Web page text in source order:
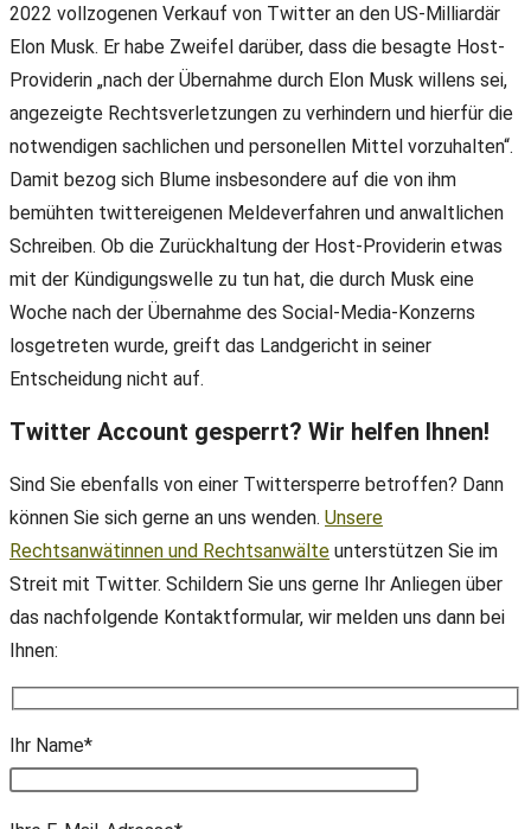
2022 vollzogenen Verkauf von Twitter an den US-Milliardär
Elon Musk. Er habe Zweifel darüber, dass die besagte Host-
Providerin „nach der Übernahme durch Elon Musk willens sei,
angezeigte Rechtsverletzungen zu verhindern und hierfür die
notwendigen sachlichen und personellen Mittel vorzuhalten“.
Damit bezog sich Blume insbesondere auf die von ihm
bemühten twittereigenen Meldeverfahren und anwaltlichen
Schreiben. Ob die Zurückhaltung der Host-Providerin etwas
mit der Kündigungswelle zu tun hat, die durch Musk eine
Woche nach der Übernahme des Social-Media-Konzerns
losgetreten wurde, greift das Landgericht in seiner
Entscheidung nicht auf.
Twitter Account gesperrt? Wir helfen Ihnen!
Sind Sie ebenfalls von einer Twittersperre betroffen? Dann
können Sie sich gerne an uns wenden. Unsere
Rechtsanwätinnen und Rechtsanwälte unterstützen Sie im
Streit mit Twitter. Schildern Sie uns gerne Ihr Anliegen über
das nachfolgende Kontaktformular, wir melden uns dann bei
Ihnen:
Ihr Name*